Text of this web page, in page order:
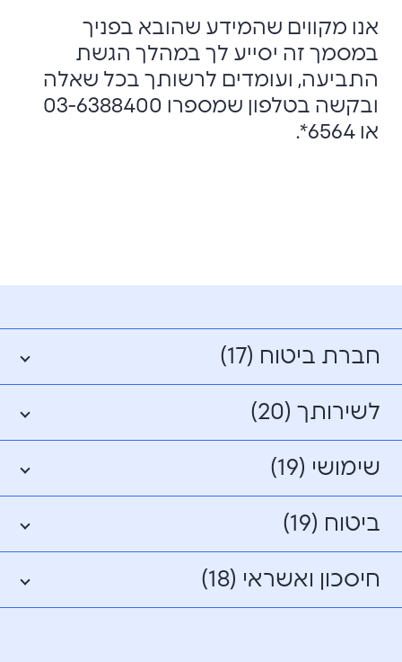
אנו מקווים שהמידע שהובא בפניך
במסמך זה יסייע לך במהלך הגשת
התביעה, ועומדים לרשותך בכל שאלה
ובקשה בטלפון שמספרו 03-6388400
או 6564*.
חברת ביטוח (17)
לשירותך (20)
שימושי (19)
ביטוח (19)
חיסכון ואשראי (18)